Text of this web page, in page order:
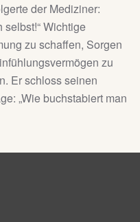
der Mediziner:
Wichtige
zu schaffen, Sorgen
zu
Er schloss seinen
„Wie buchstabiert man